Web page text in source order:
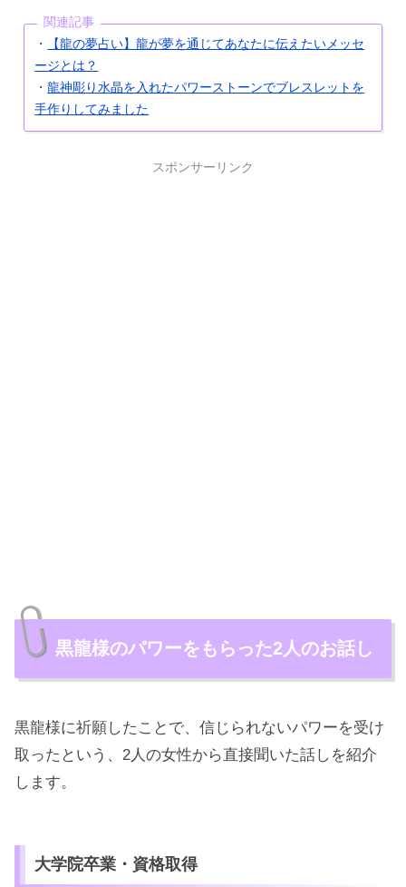
関連記事
・
【龍の夢占い】龍が夢を通じてあなたに伝えたいメッセ
ージとは？
・龍神彫り水晶を入れたパワーストーンでブレスレットを
手作りしてみました
スポンサーリンク
黒龍様のパワーをもらった2人のお話し
黒龍様に祈願したことで、信じられないパワーを受け
取ったという、2人の女性から直接聞いた話しを紹介
します。
大学院卒業・資格取得